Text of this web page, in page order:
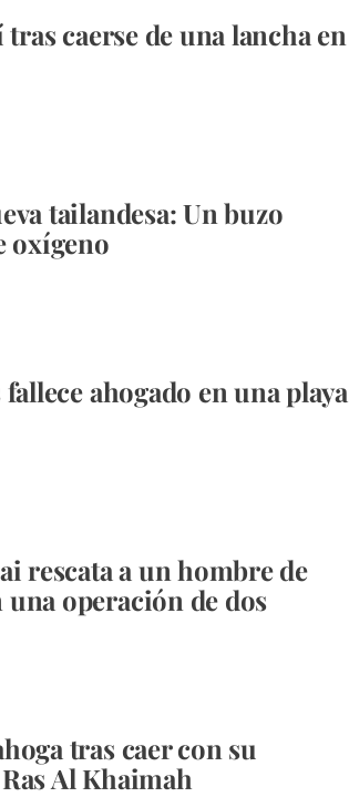
caerse de una lancha en
tailandesa: Un buzo
oxígeno
ahogado en una playa
rescata a un hombre de
operación de dos
tras caer con su
Al Khaimah